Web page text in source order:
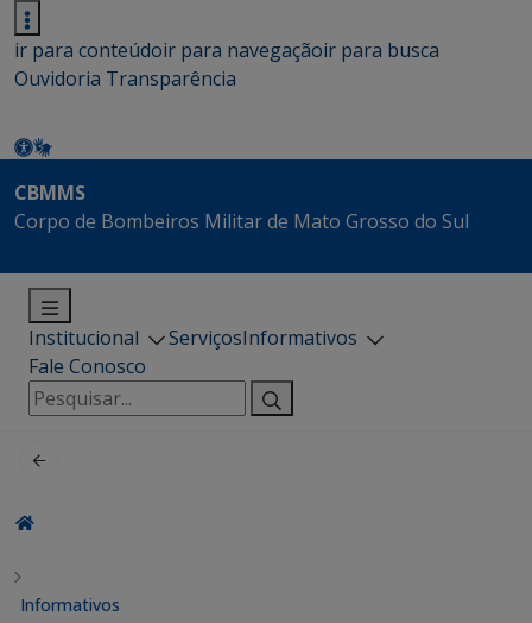
ir para conteúdoir para navegaçãoir para busca
Ouvidoria Transparência
CBMMS
Corpo de Bombeiros Militar de Mato Grosso do Sul
Institucional ServiçosInformativos
Fale Conosco
Pesquisar
por:
Informativos